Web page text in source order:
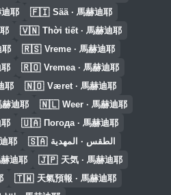
耶 🇫🇮 Sää · 馬赫迪耶
🇻🇳 Thời tiết · 馬赫迪耶
耶 🇷🇸 Vreme · 馬赫迪耶
🇷🇴 Vremea · 馬赫迪耶
耶 🇳🇴 Været · 馬赫迪耶
赫迪耶 🇳🇱 Weer · 馬赫迪耶
🇺🇦 Погода · 馬赫迪耶
耶 🇸🇦 الطقس · المهدية
迪耶 🇯🇵 天気 · 馬赫迪耶
🇹🇼 天氣預報 · 馬赫迪耶